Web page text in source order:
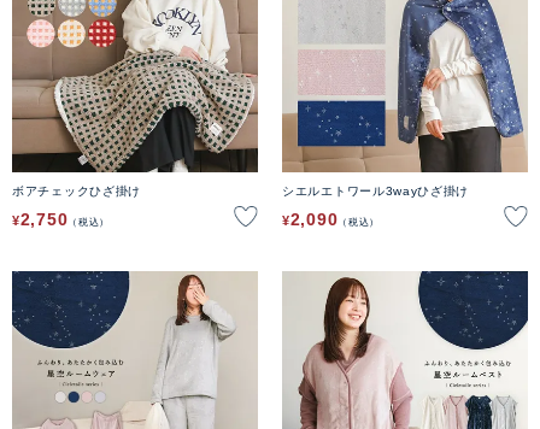
ボアチェックひざ掛け
¥2,750 税込
シエルエトワール3wayひざ掛け
¥2,090 税込